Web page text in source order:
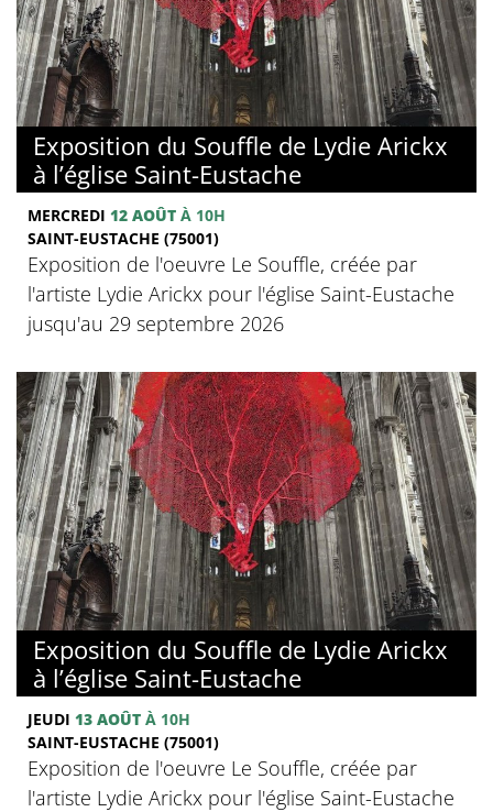
Exposition du Souffle de Lydie Arickx
à l’église Saint-Eustache
MERCREDI 12 AOÛT À 10H
SAINT-EUSTACHE (75001)
Exposition de l'oeuvre Le Souffle, créée par
l'artiste Lydie Arickx pour l'église Saint-Eustache
jusqu'au 29 septembre 2026
Exposition du Souffle de Lydie Arickx
à l’église Saint-Eustache
JEUDI 13 AOÛT À 10H
SAINT-EUSTACHE (75001)
Exposition de l'oeuvre Le Souffle, créée par
l'artiste Lydie Arickx pour l'église Saint-Eustache